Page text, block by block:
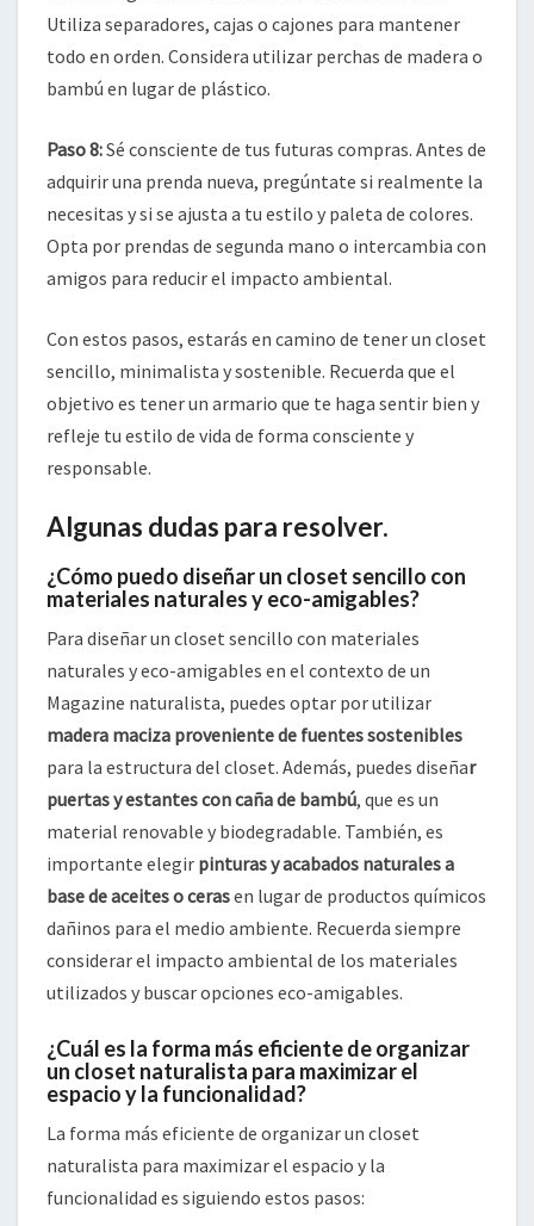
Utiliza separadores, cajas o cajones para mantener
todo en orden. Considera utilizar perchas de madera o
bambú en lugar de plástico.
Paso 8:Sé consciente de tus futuras compras. Antes de
adquirir una prenda nueva, pregúntate si realmente la
necesitas y si se ajusta a tu estilo y paleta de colores.
Opta por prendas de segunda mano o intercambia con
amigos para reducir el impacto ambiental.
Con estos pasos, estarás en camino de tener un closet
sencillo, minimalista y sostenible. Recuerda que el
objetivo es tener un armario que te haga sentir bien y
refleje tu estilo de vida de forma consciente y
responsable.
Algunas dudas para resolver.
¿Cómo puedo diseñar un closet sencillo con
materiales naturales y eco-amigables?
Para diseñar un closet sencillo con materiales
naturales y eco-amigables en el contexto de un
Magazine naturalista, puedes optar por utilizar
madera maciza proveniente de fuentes sostenibles
para la estructura del closet. Además, puedes diseñar
puertas y estantes con caña de bambú, que es un
material renovable y biodegradable. También, es
importante elegir pinturas y acabados naturales a
base de aceites o cerasen lugar de productos químicos
dañinos para el medio ambiente. Recuerda siempre
considerar el impacto ambiental de los materiales
utilizados y buscar opciones eco-amigables.
¿Cuál es la forma más eficiente de organizar
un closet naturalista para maximizar el
espacio y la funcionalidad?
La forma más eficiente de organizar un closet
naturalista para maximizar el espacio y la
funcionalidad es siguiendo estos pasos: